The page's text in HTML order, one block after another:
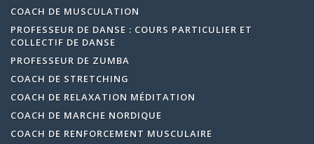
COACH DE MUSCULATION
PROFESSEUR DE DANSE : COURS PARTICULIER ET
COLLECTIF DE DANSE
PROFESSEUR DE ZUMBA
COACH DE STRETCHING
COACH DE RELAXATION MÉDITATION
COACH DE MARCHE NORDIQUE
COACH DE RENFORCEMENT MUSCULAIRE